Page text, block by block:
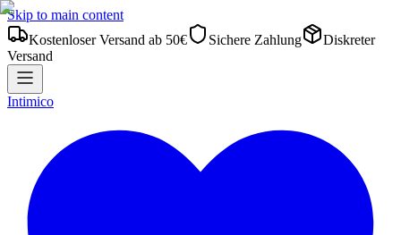
Skip to main content
Kostenloser Versand ab 50€
Sichere Zahlung
Diskreter
Versand
Intimico